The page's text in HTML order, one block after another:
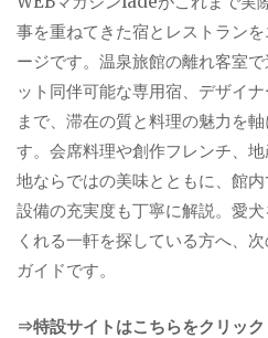
事を重ねてきた宿とレストラン
ージです。温泉旅館の離れ客室
ット同伴可能な専用宿、デザイ
まで、滞在の質と料理の魅力を
す。会席料理や創作フレンチ、
地ならではの美味とともに、館
設備の充実度も丁寧に解説。愛
くれる一軒を探している方へ、
ガイドです。
⇒特設サイトはこちらをクリック